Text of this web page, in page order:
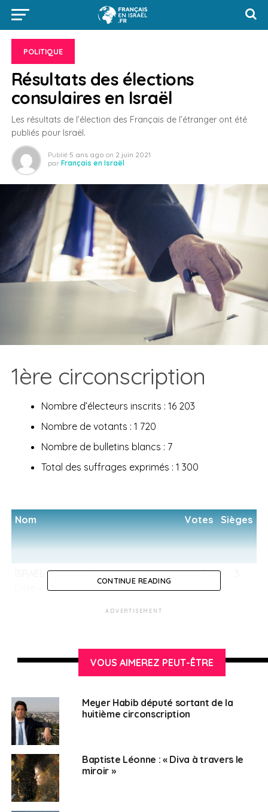
POLITIQUE
Résultats des élections
consulaires en Israël
Les résultats de l’élection des Français de l’étranger ont été
publiés pour Israël.
Publié 5 ans ago on 2 juin 2021
par Français en Israël
1ère circonscription
Nombre d’électeurs inscrits : 16 203
Nombre de votants : 1 720
Nombre de bulletins blancs : 7
Total des suffrages exprimés : 1 300
Nom Votes Sièges
ISRAEL usage ASSULI.
Liste « AU CŒUR DES FRANÇAIS DE
613
Liste « ALLIANCE SOLIDAIRE DES
FRANÇAIS DE JERUSALEM »
SEMHOUN Hélène.
Liste « Hélène SEMHOUN »
ASSOUS Clément.
Liste « LISTE D’UNION DES FRANÇAIS
DE JERUSALEM »
CONTINUE READING
ADVERTISEMENT
VOUS AIMEREZ PEUT-ÊTRE
Meyer Habib député sortant de la
huitième circonscription
Baptiste Léonne : « Diva à travers le
miroir »